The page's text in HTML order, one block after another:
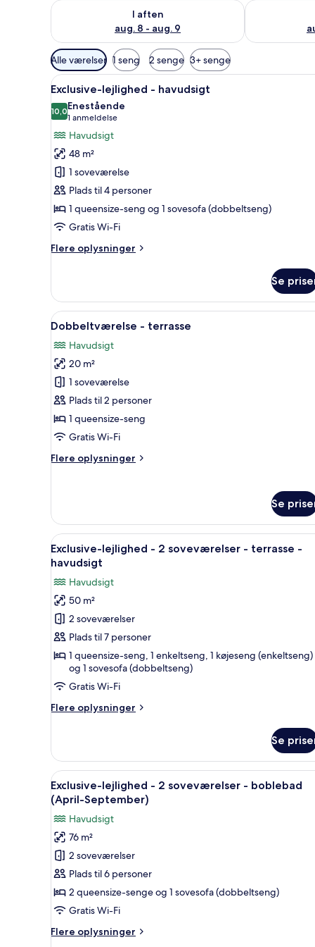
I aften
aug. 8 - aug. 9
Tjek tilgængelighed for i aften aug. 8 - aug. 9
Tjek
Tilgængelige
filtre
for
værelser
Alle værelser 1 seng 2 senge 3+ senge
Indlæs
alle
billeder
af
Exclusive-
lejlighed
-
havudsigt
En moderne stue med en
6
Exclusive-lejlighed - havudsigt
10,010,0 ud af 10
Enestående
1 anmeldelse
(1
anmeldelse)
Havudsigt
48 m²
1 soveværelse
Plads til 4 personer
1 queensize-seng og 1 sovesofa (dobbeltseng)
Gratis Wi-Fi
Flere oplysninger
Flere
lejlighed
havudsigt
Se
Indlæs
alle
billeder
af
Dobbeltværelse
-
terrasse
Et moderne soveværelse
4
Dobbeltværelse - terrasse
Havudsigt
20 m²
1 soveværelse
Plads til 2 personer
1 queensize-seng
Gratis Wi-Fi
Flere oplysninger
Flere
terrasse
Se
Indlæs
alle
billeder
af
Exclusive-
lejlighed
-
2
soveværelser
-
terrasse
Et moderne hotelværelse
7
Exclusive-lejlighed - 2 soveværelser - terrasse -
havudsigt
Havudsigt
50 m²
2 soveværelser
Plads til 7 personer
1 queensize-seng, 1 enkeltseng, 1 køjeseng (enkeltseng)
og 1 sovesofa (dobbeltseng)
Gratis Wi-Fi
Flere oplysninger
Flere
lejlighed
2
soveværelser
-
terrasse
havudsigt
Se
Indlæs
alle
billeder
af
Exclusive-
lejlighed
-
2
soveværelser
boblebad
En moderne stue med en
7
Exclusive-lejlighed - 2 soveværelser - boblebad
(April-September)
Havudsigt
76 m²
2 soveværelser
Plads til 6 personer
2 queensize-senge og 1 sovesofa (dobbeltseng)
Gratis Wi-Fi
Flere oplysninger
Flere